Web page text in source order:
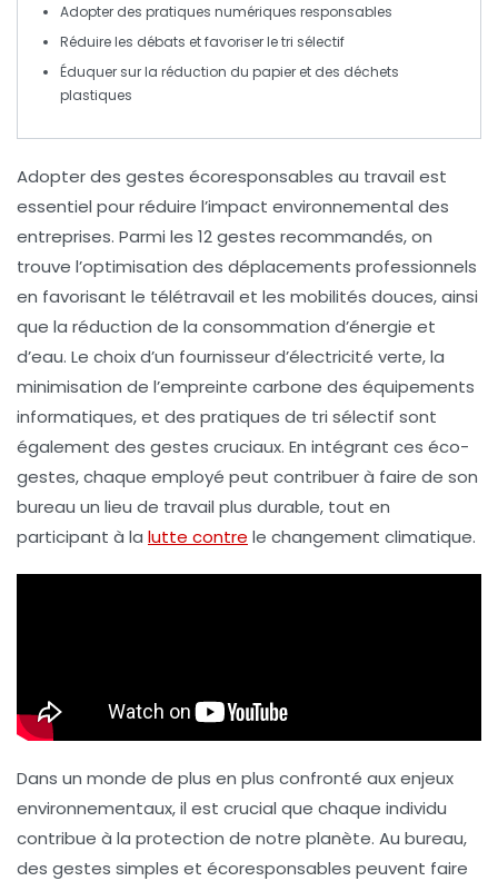
Adopter des pratiques numériques responsables
Réduire les débats et favoriser letri sélectif
Éduquer sur la réduction du papier et des déchets
plastiques
Adopter des gestes écoresponsables au travail est
essentiel pour réduire l’impact environnemental des
entreprises. Parmi les 12 gestes recommandés, on
trouve l’optimisation des déplacements professionnels
en favorisant le télétravail et les mobilités douces, ainsi
que la réduction de la consommation d’énergie et
d’eau. Le choix d’un fournisseur d’électricité verte, la
minimisation de l’empreinte carbone des équipements
informatiques, et des pratiques de tri sélectif sont
également des gestes cruciaux. En intégrant ces éco-
gestes, chaque employé peut contribuer à faire de son
bureau un lieu de travail plus durable, tout en
participant à la lutte contre le changement climatique.
Dans un monde de plus en plus confronté aux enjeux
environnementaux, il est crucial que chaque individu
contribue à la protection de notre planète. Au bureau,
des gestes simples et écoresponsables peuvent faire